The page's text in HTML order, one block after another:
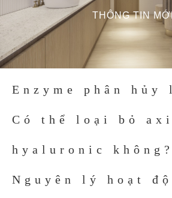
THÔNG TIN
Enzyme phân hủy
Có thể loại bỏ
hyaluronic không?
Nguyên lý hoạt